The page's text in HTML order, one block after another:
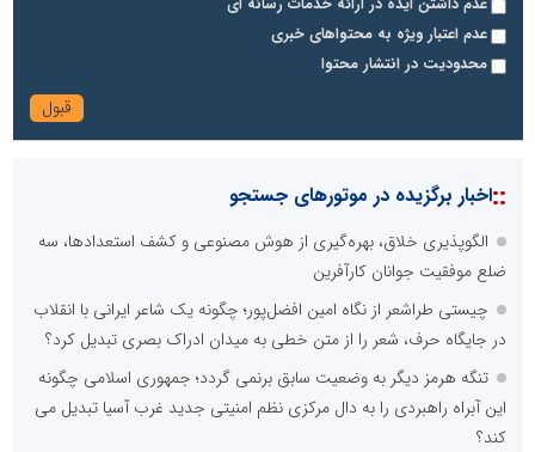
عدم اعتبار ویژه به محتواهای خبری
محدودیت در انتشار محتوا
::اخبار برگزیده در موتورهای جستجو
الگوپذیری خلاق، بهره‌گیری از هوش مصنوعی و کشف استعدادها، سه
ضلع موفقیت جوانان کارآفرین
چیستی طراشعر از نگاه امین افضل‌پور؛ چگونه یک شاعر ایرانی با انقلاب
در جایگاه حرف، شعر را از متن خطی به میدان ادراک بصری تبدیل کرد؟
تنگه هرمز دیگر به وضعیت سابق برنمی گردد؛ جمهوری اسلامی چگونه
این آبراه راهبردی را به دال مرکزی نظم امنیتی جدید غرب آسیا تبدیل می
کند؟